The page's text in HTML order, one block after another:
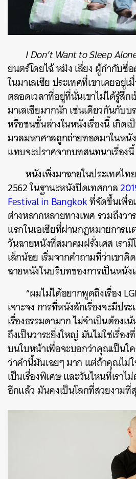
I Don’t Want to Sleep
ยนตร์โดยไฉ้ หมิง เลี่ยง ผู้กำกับชื่
ในมาเลเซีย ประเทศที่เขาเคยอยู่
ตลอดเวลาที่อยู่ที่นั่นเขาไม่ได้รู้สึก
มาเลเซียมากนัก เช่นเดียวกันกับ
หรือชนชั้นล่างในหนังเรื่องนี้ เกิด
มวลมหาศาลถูกถ่ายทอดมาในหนั
แทบจะปราศจากบทสนทนาเรื่องนี้
หนังเพิ่งมาฉายในประเทศไ
2562 ในฐานะหนังปิดเทศกาล
Festival in Bangkokที่จัดขึ้นเพื่อ
ต่างหลากหลายทางเพศ รวมถึงว
แรกในเอเชียที่ผ่านกฎหมายการแ
วันฉายหนังที่สมาคมฝรั่งเศส เรา
เล็กน้อย เริ่มจากคำถามที่ว่าเขาคิ
ฉายหนังในบริบทของการเป็นหนัง
“ผมไม่ได้อยากพูดถึงเรื่อง
เจาะจง การที่หนังสักเรื่องจะมีปร
เรื่องธรรมดามาก ไม่จำเป็นต้อง
ถึงเป็นวาระยิ่งใหญ่ มันไม่ใช่เรื่อง
บนใบหน้าเพื่อจะบอกว่าคุณเป็นใ
ว่าคำนี้มันเฉยๆ มาก แต่ถ้าคุณไม่
เป็นเรื่องพิเศษ และวันไหนที่เรา
อีกแล้ว มันคงเป็นโลกที่สวยงามที่